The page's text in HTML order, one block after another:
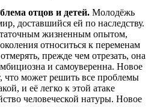
отцов и детей. Молодёжь
доставшийся ей по наследству.
жизненным опытом,
относиться к переменам
прежде чем отрезать, она
и самоуверенна. Новое
что может решить все проблемы
и её легко к этой атаке
человеческой натуры. Новое